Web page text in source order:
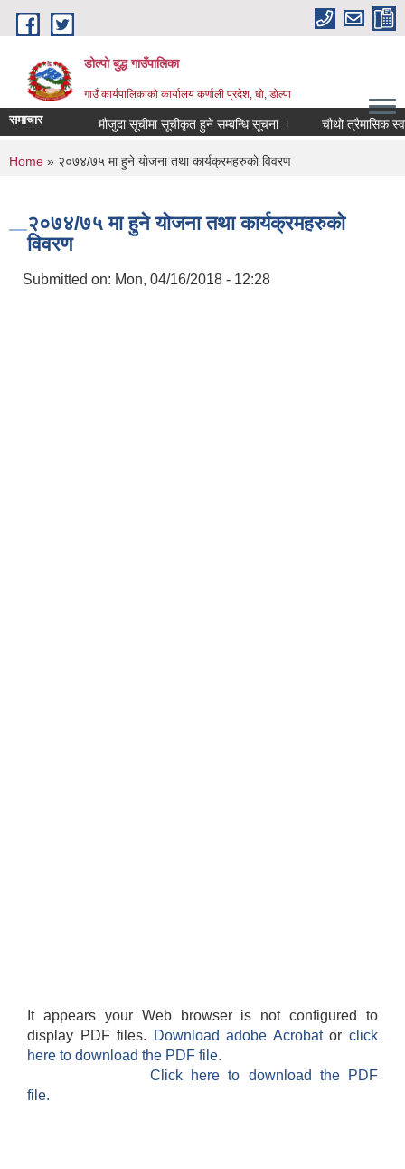
Skip to main content
डोल्पो बुद्ध गाउँपालिका
गाउँ कार्यपालिकाकाे कार्यालय कर्णाली प्रदेश, धो, डोल्पा
समाचार मौजुदा सूचीमा सूचीकृत हुने सम्बन्धि सूचना । चौथो त्रैमासिक स्वतः
You are here
Home » २०७४/७५ मा हुने याेजना तथा कार्यक्रमहरुकाे विवरण
२०७४/७५ मा हुने याेजना तथा कार्यक्रमहरुकाे
विवरण
Submitted on: Mon, 04/16/2018 - 12:28
It appears your Web browser is not configured to
display PDF files.
Download adobe Acrobatorclick
here to download the PDF file.
Click here to download the PDF
file.